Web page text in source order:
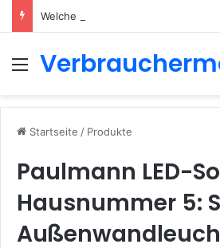
Menü
Startseite / Produkte
Paulmann LED-
Hausnummer 5: